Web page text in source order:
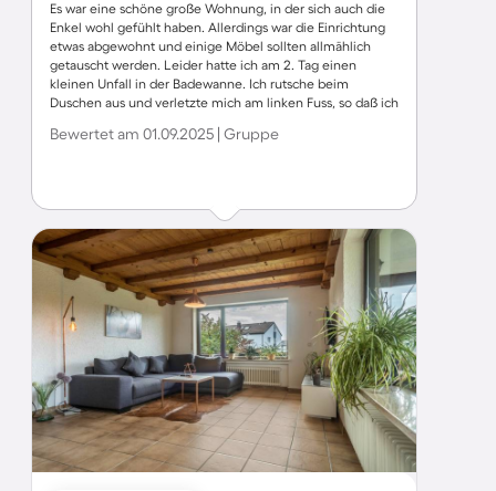
Es war eine schöne große Wohnung, in der sich auch die
Enkel wohl gefühlt haben. Allerdings war die Einrichtung
etwas abgewohnt und einige Möbel sollten allmählich
getauscht werden. Leider hatte ich am 2. Tag einen
kleinen Unfall in der Badewanne. Ich rutsche beim
Duschen aus und verletzte mich am linken Fuss, so daß ich
Antirutschmatte von den Vermietern für die Badewanne
Bewertet am 01.09.2025 | Gruppe